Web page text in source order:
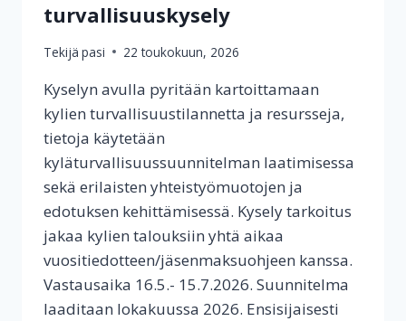
turvallisuuskysely
Tekijä pasi 22 toukokuun, 2026
Kyselyn avulla pyritään kartoittamaan
kylien turvallisuustilannetta ja resursseja,
tietoja käytetään
kyläturvallisuussuunnitelman laatimisessa
sekä erilaisten yhteistyömuotojen ja
edotuksen kehittämisessä. Kysely tarkoitus
jakaa kylien talouksiin yhtä aikaa
vuositiedotteen/jäsenmaksuohjeen kanssa.
Vastausaika 16.5.- 15.7.2026. Suunnitelma
laaditaan lokakuussa 2026. Ensisijaisesti